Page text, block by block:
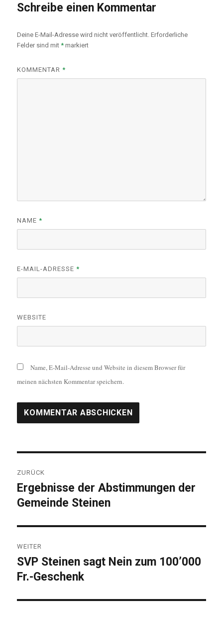
Schreibe einen Kommentar
Deine E-Mail-Adresse wird nicht veröffentlicht. Erforderliche
Felder sind mit* markiert
KOMMENTAR*
NAME*
E-MAIL-ADRESSE*
WEBSITE
Name, E-Mail-Adresse und Website in diesem Browser für
meinen nächsten Kommentar speichern.
ZURÜCK
Vorheriger
Beitrag:
Ergebnisse der Abstimmungen der
Gemeinde Steinen
WEITER
Nächster
Beitrag:
SVP Steinen sagt Nein zum 100’000
Fr.-Geschenk